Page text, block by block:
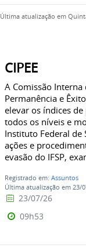
Última atualização em
CIPEE
A Comissão
Permanência e
elevar os índices
todos os níveis e
Instituto Federal de
ações e
evasão do IFSP,
Registrado em: Assuntos
Última atualização em 23/
23/07/26
09h53